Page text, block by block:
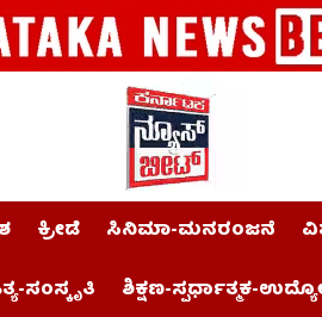
ಕ್ರೀಡೆ ಸಿನಿಮಾ-ಮನರಂಜನೆ
ಸಂಸ್ಕೃತಿ ಶಿಕ್ಷಣ-ಸ್ಪರ್ಧಾತ್ಮಕ-